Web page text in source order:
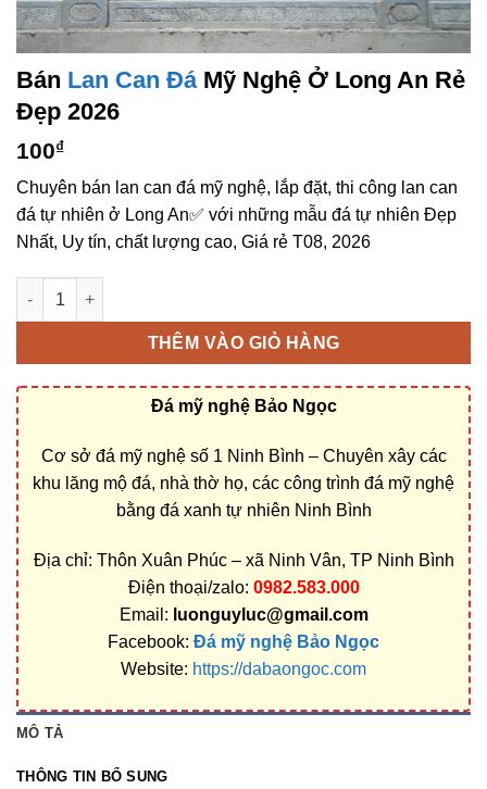
Bán Lan Can ĐáMỹ Nghệ Ở Long An Rẻ
Đẹp 2026
100₫
Chuyên bán lan can đá mỹ nghệ, lắp đặt, thi công lan can
đá tự nhiên ở Long An✅ với những mẫu đá tự nhiên Đẹp
Nhất, Uy tín, chất lượng cao, Giá rẻ T08, 2026
Bán lan can đá mỹ nghệ ở Long An rẻ đẹp số lượng
THÊM VÀO GIỎ HÀNG
Đá mỹ nghệ Bảo Ngọc
Cơ sở đá mỹ nghệ số 1 Ninh Bình – Chuyên xây các
khu lăng mộ đá, nhà thờ họ, các công trình đá mỹ nghệ
bằng đá xanh tự nhiên Ninh Bình
Địa chỉ: Thôn Xuân Phúc – xã Ninh Vân, TP Ninh Bình
Điện thoại/zalo: 0982.583.000
Email: luonguyluc@gmail.com
Facebook: Đá mỹ nghệ Bảo Ngọc
Website: https://dabaongoc.com
MÔ TẢ
THÔNG TIN BỔ SUNG